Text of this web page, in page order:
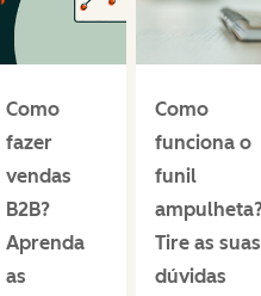
Como
fazer
vendas
B2B?
Aprenda
as
Como
funciona o
funil
Tire as suas
dúvidas